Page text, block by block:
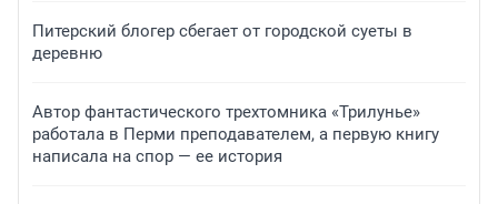
Питерский блогер сбегает от городской суеты в
деревню
Автор фантастического трехтомника «Трилунье»
работала в Перми преподавателем, а первую книгу
написала на спор — ее история